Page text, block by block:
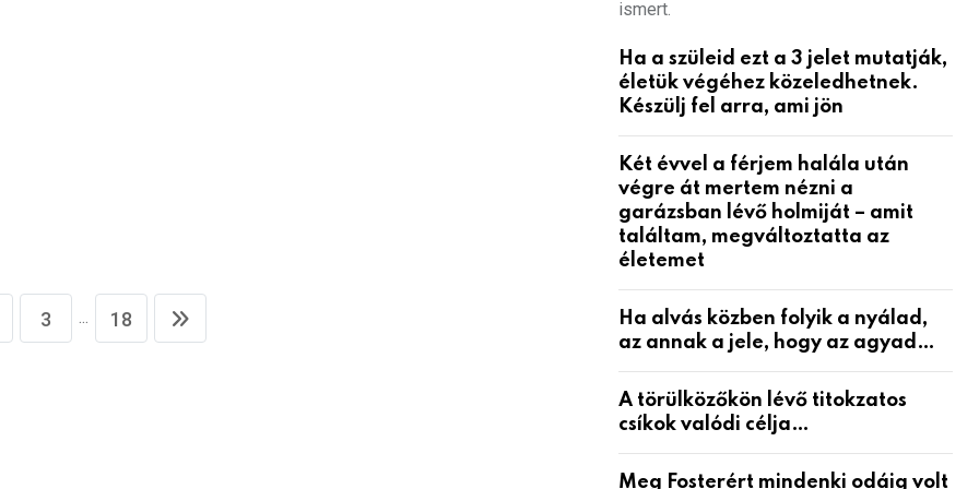
3 ... 18
ismert.
Ha a szüleid ezt a 3 jelet mutatják,
életük végéhez közeledhetnek.
Készülj fel arra, ami jön
Két évvel a férjem halála után
végre át mertem nézni a
garázsban lévő holmiját – amit
találtam, megváltoztatta az
életemet
Ha alvás közben folyik a nyálad,
az annak a jele, hogy az agyad…
A törülközőkön lévő titokzatos
csíkok valódi célja…
Meg Fosterért mindenki odáig volt